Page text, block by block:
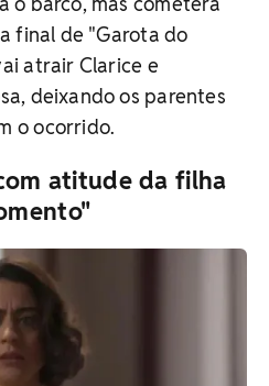
final de "Garota do
atrair Clarice e
deixando os parentes
o ocorrido.
atitude da filha